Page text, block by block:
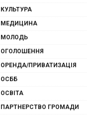
КУЛЬТУРА
МЕДИЦИНА
МОЛОДЬ
ОГОЛОШЕННЯ
ОРЕНДА/ПРИВАТИЗАЦІЯ
ОСББ
ОСВІТА
ПАРТНЕРСТВО ГРОМАДИ